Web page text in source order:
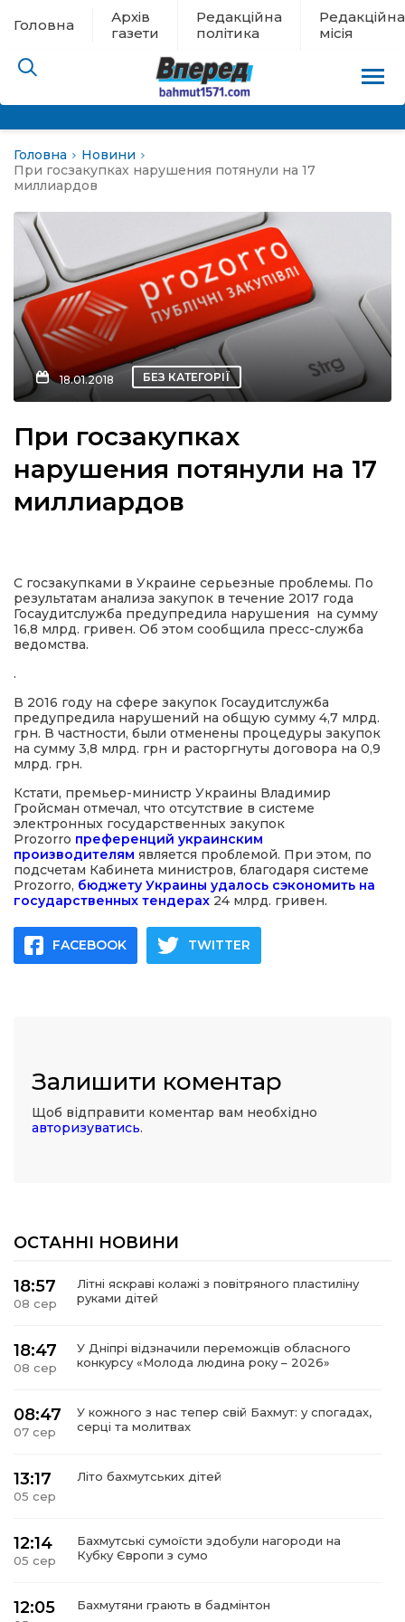
Головна
Архів
газети
Редакційна
політика
Редакційна
місія
евакуації
новини
політика
місія
Головна
Новини
При госзакупках нарушения потянули на 17
миллиардов
18.01.2018 БЕЗ КАТЕГОРІЇ
При госзакупках
нарушения потянули на 17
миллиардов
С госзакупками в Украине серьезные проблемы. По
результатам анализа закупок в течение 2017 года
Госаудитслужба предупредила нарушения на сумму
16,8 млрд. гривен. Об этом сообщила пресс-служба
ведомства.
.
В 2016 году на сфере закупок Госаудитслужба
предупредила нарушений на общую сумму 4,7 млрд.
грн. В частности, были отменены процедуры закупок
на сумму 3,8 млрд. грн и расторгнуты договора на 0,9
млрд. грн.
Кстати, премьер-министр Украины Владимир
Гройсман отмечал, что отсутствие в системе
электронных государственных закупок
Prozorro преференций украинским
производителям является проблемой. При этом, по
подсчетам Кабинета министров, благодаря системе
Prozorro, бюджету Украины удалось сэкономить на
государственных тендерах 24 млрд. гривен.
FACEBOOK TWITTER
Залишити коментар
Щоб відправити коментар вам необхідно
авторизуватись.
ОСТАННІ НОВИНИ
18:57
08 сер
Літні яскраві колажі з повітряного пластиліну
руками дітей
18:47
08 сер
У Дніпрі відзначили переможців обласного
конкурсу «Молода людина року – 2026»
08:47
07 сер
У кожного з нас тепер свій Бахмут: у спогадах,
серці та молитвах
13:17
05 сер
Літо бахмутських дітей
12:14
05 сер
Бахмутські сумоїсти здобули нагороди на
Кубку Європи з сумо
12:05 Бахмутяни грають в бадмінтон